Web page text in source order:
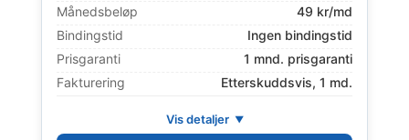
Månedsbeløp
49 kr/md
Bindingstid
Ingen bindingstid
Prisgaranti
1 mnd. prisgaranti
Fakturering
Etterskuddsvis, 1 md.
Vis detaljer